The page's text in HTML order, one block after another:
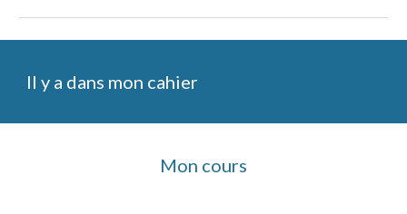
Il y a dans mon cahier
Mon cours